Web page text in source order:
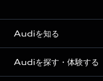
Audiを知る
Audi ブランド
Audiを探す・体験する